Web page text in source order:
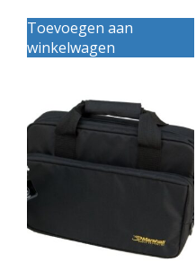
Toevoegen aan
winkelwagen